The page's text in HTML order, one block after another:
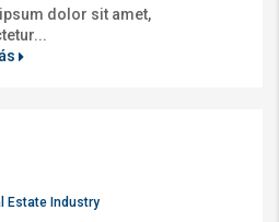
dolor sit amet,
Estate Industry